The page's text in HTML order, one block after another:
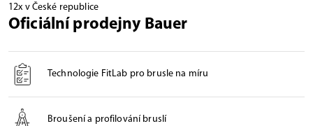
12x v České republice
Oficiální prodejny Bauer
Technologie FitLab pro brusle na míru
Broušení a profilování bruslí